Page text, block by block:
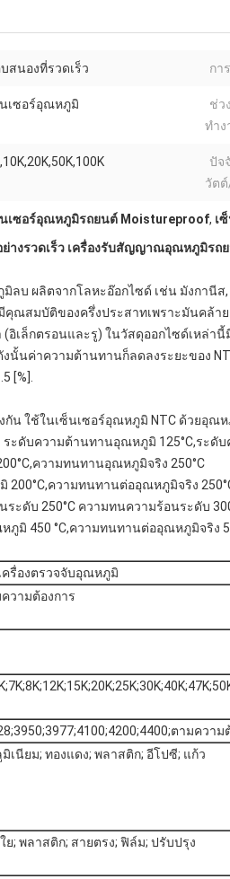
สนองที่รวดเร็ว กา
เซอร์อุณหภูมิ
ช่ว
ทำง
ปัจ
วัตต์
เซอร์อุณหภูมิรถยนต์ Moistureproof, เ
างรวดเร็ว เครื่องรับสัญญาณอุณหภูมิรถ
ลบ ผลิตจากโลหะอ๊อกไซด์ เช่น มังกานีส
ณสมบัติของครึ่งประสาทเพราะมันคล้า
อิเล็กตรอนและรู) ในวัสดุออกไซด์เหล่า
นั้นค่าความต้านทานก็ลดลงระยะของ
[%].
งกัน ใช้ในเซ็นเซอร์อุณหภูมิ NTC ด้วยอุ
ระดับความต้านทานอุณหภูมิ 125°C,ระ
ความทนทานอุณหภูมิจริง 250°C
200°C,ความทนทานต่ออุณหภูมิจริง
ระดับ 250°C ความทนความร้อนระดับ
มิ 450 °C,ความทนทานต่ออุณหภูมิจริง
ครื่องตรวจจับอุณหภูมิ
ความต้องการ
ตามความ
เนียม; ทองแดง; พลาสติก; อีโปซี; แก้ว
ย; พลาสติก; สายตรง; ฟิล์ม; ปรับปรุง